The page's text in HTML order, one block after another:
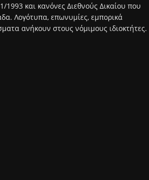
1993 και κανόνες Διεθνούς Δικαίου που
Λογότυπα, επωνυμίες, εμπορικά
ανήκουν στους νόμιμους ιδιοκτήτες.